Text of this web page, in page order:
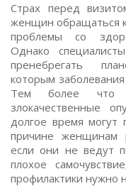
Страх перед
женщин обращаться к
проблемы со
Однако
пренебрегать
которым
Тем более что
злокачественные
долгое время могут
причине женщинам
если они не ведут
плохое
профилактики нужно